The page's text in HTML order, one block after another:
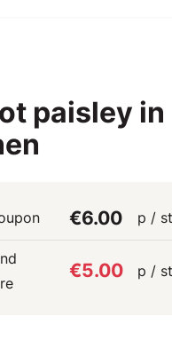
paisley in
€6.00 p / st
€5.00 p / st